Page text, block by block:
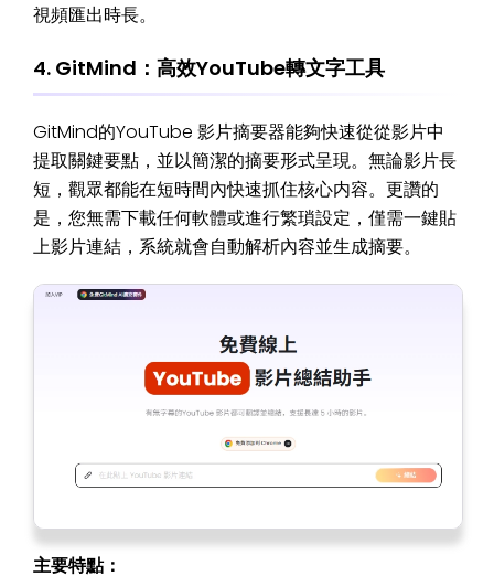
視頻匯出時長。
4. GitMind：高效YouTube轉文字工具
GitMind的YouTube 影片摘要器能夠快速從從影片中
提取關鍵要點，並以簡潔的摘要形式呈現。無論影片長
短，觀眾都能在短時間內快速抓住核心内容。更讚的
是，您無需下載任何軟體或進行繁瑣設定，僅需一鍵貼
上影片連結，系統就會自動解析內容並生成摘要。
主要特點：